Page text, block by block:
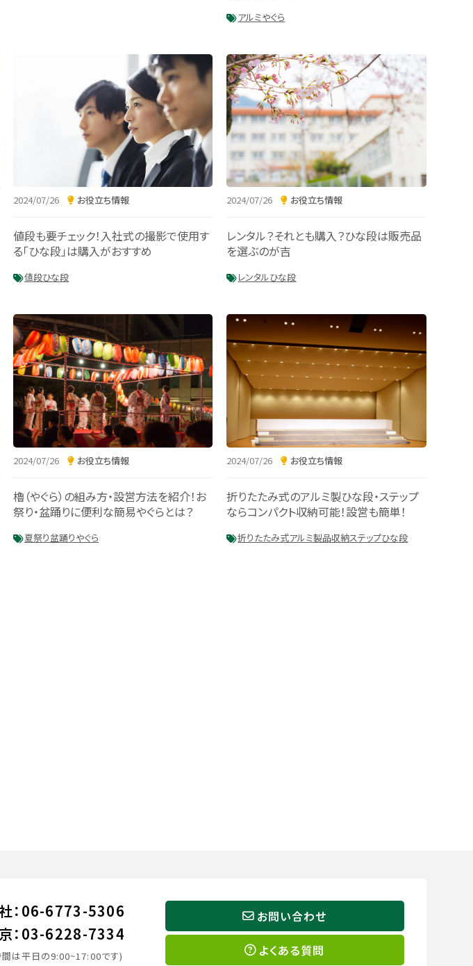
アルミやぐら
2024/07/26 お役立ち情報
値段も要チェック！入社式の撮影で使用す
る「ひな段」は購入がおすすめ
値段ひな段
2024/07/26 お役立ち情報
レンタル？それとも購入？ひな段は販売品
を選ぶのが吉
レンタルひな段
2024/07/26 お役立ち情報
櫓（やぐら）の組み方・設営方法を紹介！お
祭り・盆踊りに便利な簡易やぐらとは？
夏祭り盆踊りやぐら
2024/07/26 お役立ち情報
折りたたみ式のアルミ製ひな段・ステップ
ならコンパクト収納可能！設営も簡単！
折りたたみ式アルミ製品収納ステップひな段
： 06-6773-5306
： 03-6228-7334
は平日の9:00~17:00です)
お問い合わせ
よくある質問